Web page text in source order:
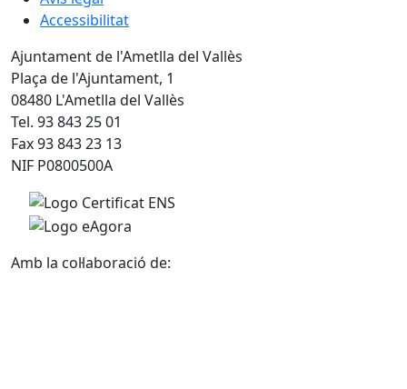
Accessibilitat
Ajuntament de l'Ametlla del Vallès
Plaça de l'Ajuntament, 1
08480 L'Ametlla del Vallès
Tel. 93 843 25 01
Fax 93 843 23 13
NIF P0800500A
Amb la col·laboració de: